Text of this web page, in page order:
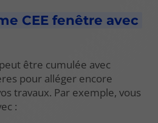
CEE fenêtre avec
être cumulée avec
pour alléger encore
travaux. Par exemple, vous
: